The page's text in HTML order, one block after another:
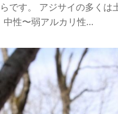
です。 アジサイの多くは
性〜弱アルカリ性...